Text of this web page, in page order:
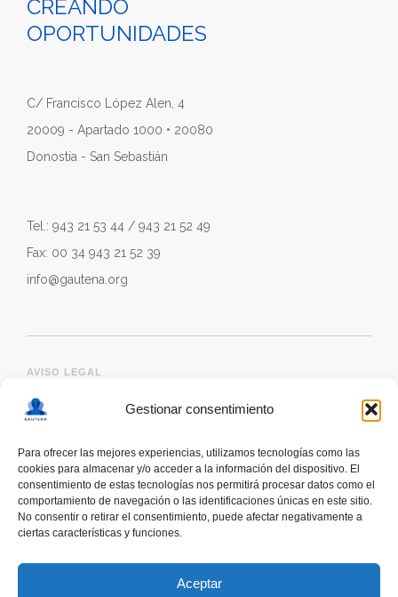
Gestionar consentimiento
Para ofrecer las mejores experiencias, utilizamos tecnologías como las
cookies para almacenar y/o acceder a la información del dispositivo. El
consentimiento de estas tecnologías nos permitirá procesar datos como el
comportamiento de navegación o las identificaciones únicas en este sitio.
No consentir o retirar el consentimiento, puede afectar negativamente a
ciertas características y funciones.
Aceptar
CREANDO
OPORTUNIDADES
C/ Francisco López Alen, 4
20009 - Apartado 1000 • 20080
Donostia - San Sebastián
Tel.: 943 21 53 44 / 943 21 52 49
Fax: 00 34 943 21 52 39
info@gautena.org
AVISO LEGAL
deskonektapp
THE HELP OF PEOPLE WITH AUTISM TO PROMOTE
A RESPONSIBLE USE OF SMARTPHONES